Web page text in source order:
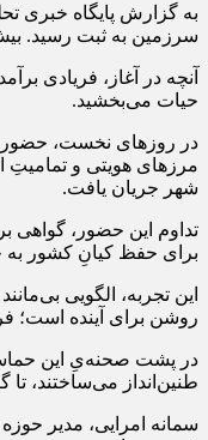
به گزارش پایگاه خبری
سرزمین به ثبت رسید. بیش
آنچه در آغاز، فریادی
حیات می‌بخشید.
در روزهای نخست، حضور
مرزهای هویتی و
شهر جریان یافت.
تداوم این حضور، گواهی
برای حفظ کیانِ کشور به
این تجربه، الگویی
روشن برای آینده است؛
در پشت صحنه‌یِ این
طنین‌انداز می‌ساختند، تا
سمانه امرایی، مدیر